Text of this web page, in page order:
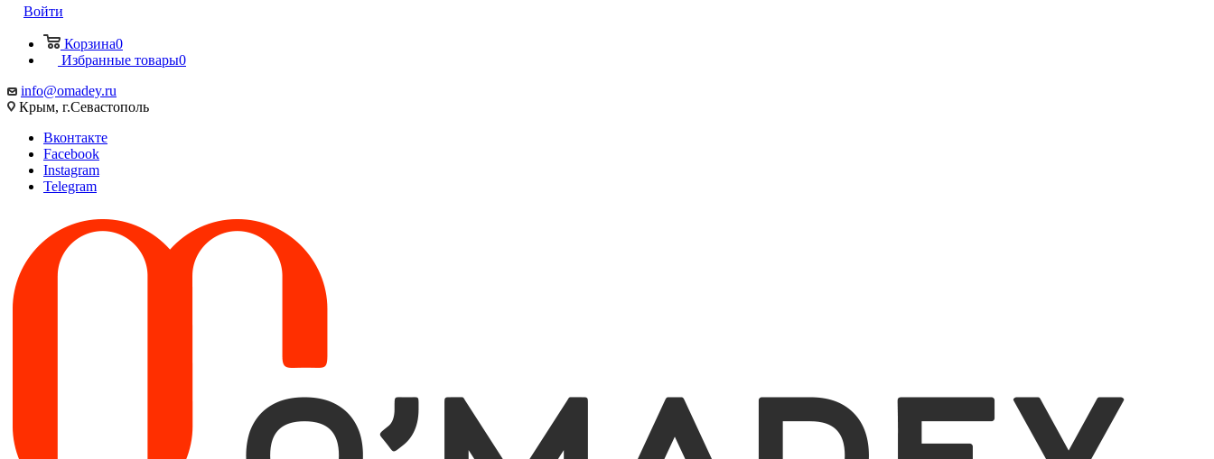
Войти
Корзина0
Избранные товары0
info@omadey.ru
Крым, г.Севастополь
Вконтакте
Facebook
Instagram
Telegram